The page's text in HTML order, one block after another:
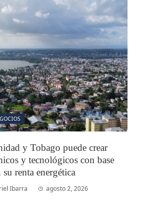
y Tobago puede crear
y tecnológicos con base
su renta energética
Ibarra agosto 2, 2026